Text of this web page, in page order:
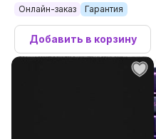
Онлайн-заказ Гарантия
Добавить в корзину